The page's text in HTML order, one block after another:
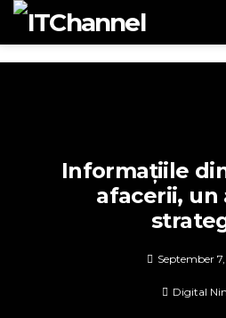
Informațiile
afacerii, un
September
Digital